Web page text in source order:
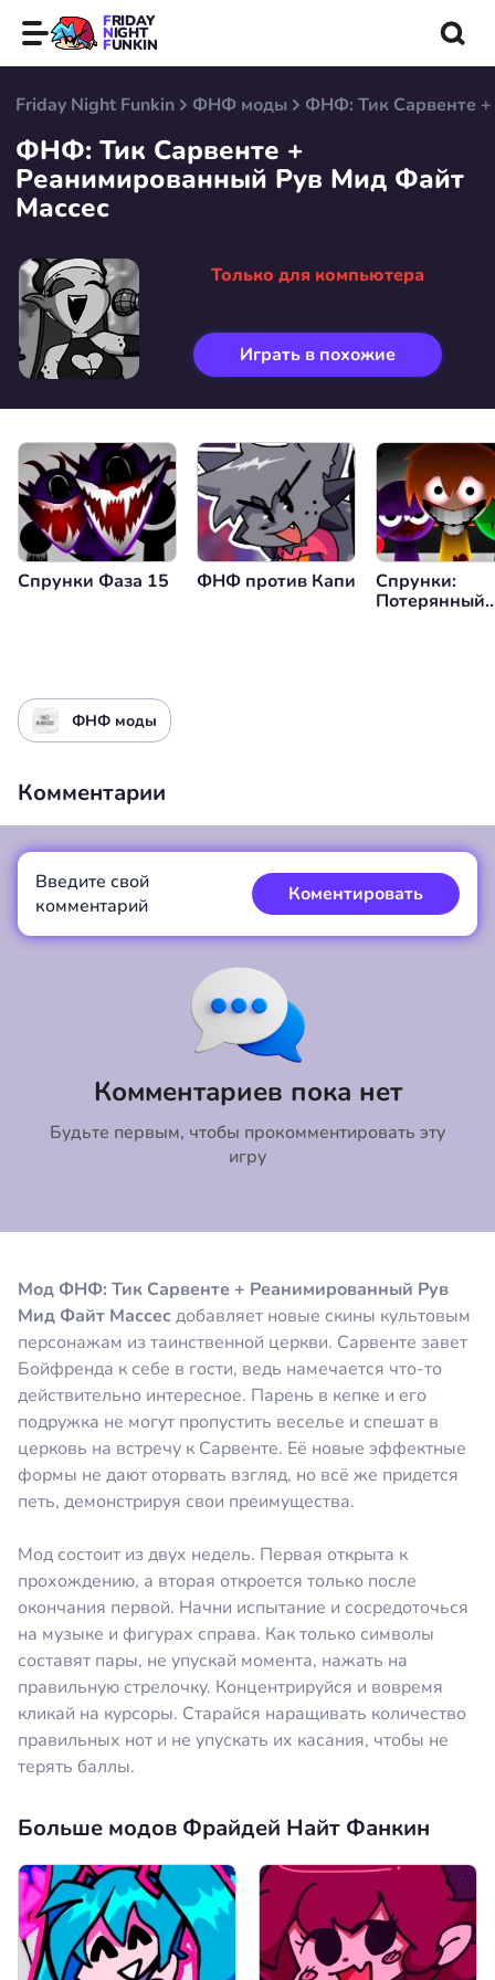
FRIDAY
NIGHT
FUNKIN
Friday Night Funkin ФНФ моды ФНФ: Тик Сарвенте
ФНФ: Тик Сарвенте +
Реанимированный Рув Мид Файт
Массес
Только для компьютера
Играть в похожие
Спрунки Фаза 15 ФНФ против Капи
Спрунки:
Потерянный
ФНФ моды
Мод ФНФ: Тик Сарвенте + Реанимированный Рув
Мид Файт Массесдобавляет новые скины культовым
персонажам из таинственной церкви. Сарвенте завет
Бойфренда к себе в гости, ведь намечается что-то
действительно интересное. Парень в кепке и его
подружка не могут пропустить веселье и спешат в
церковь на встречу к Сарвенте. Её новые эффектные
формы не дают оторвать взгляд, но всё же придется
петь, демонстрируя свои преимущества.
Мод состоит из двух недель. Первая открыта к
прохождению, а вторая откроется только после
окончания первой. Начни испытание и сосредоточься
на музыке и фигурах справа. Как только символы
составят пары, не упускай момента, нажать на
правильную стрелочку. Концентрируйся и вовремя
кликай на курсоры. Старайся наращивать количество
правильных нот и не упускать их касания, чтобы не
терять баллы.
Комментарии
Комментариев пока нет
Будьте первым, чтобы прокомментировать эту
игру
Введите свой
комментарий
Коментировать
Коментировать
Больше модов Фрайдей Найт Фанкин